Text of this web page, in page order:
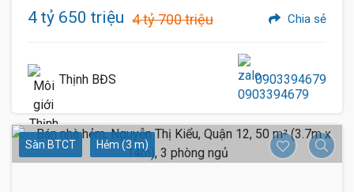
4 tỷ 650 triệu 4 tỷ 700 triệu Chia sẻ
Thịnh BĐS 0903394679
Sàn BTCT Hẻm (3 m)